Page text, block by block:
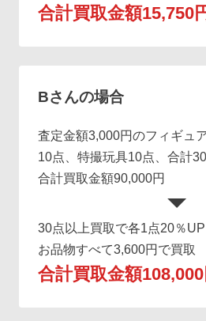
合計買取金額15,750
Bさんの場合
査定金額3,000円のフィギュ
10点、特撮玩具10点、合計
合計買取金額90,000円
30点以上買取で各1点20％UP
お品物すべて3,600円で買取
合計買取金額108,000